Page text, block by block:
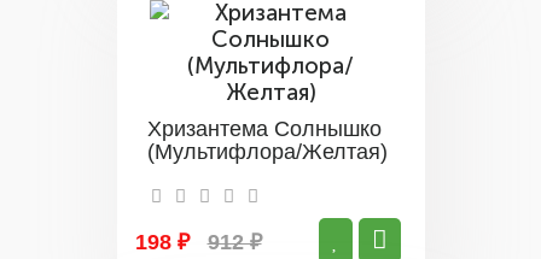
Хризантема Солнышко
(Мультифлора/Желтая)
198 ₽ 912 ₽